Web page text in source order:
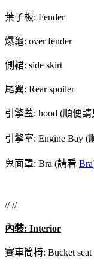
葉子板: Fender
爆龜: over fender
側裙: side skirt
尾翼: Rear spoiler
引擎蓋: hood (順便請
引擎室: Engine Bay (
鬼面罩: Bra (請看 Bra
// //
內裝: Interior
賽車筒椅: Bucket seat